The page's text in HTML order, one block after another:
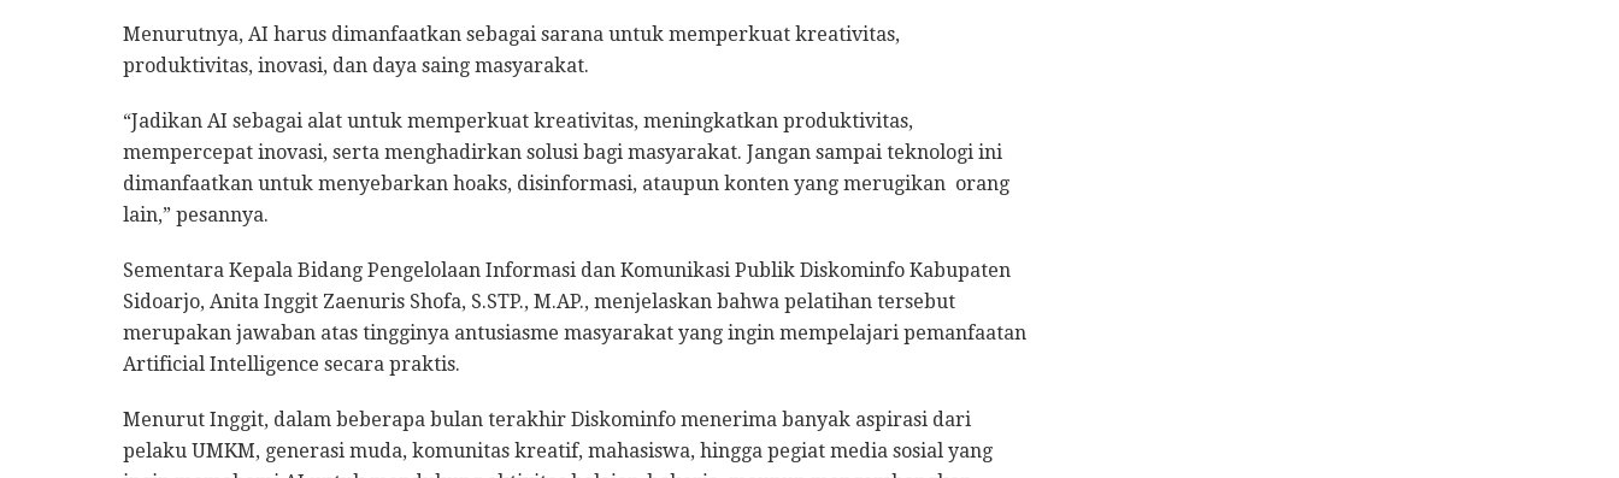
Menurutnya, AI harus dimanfaatkan sebagai sarana untuk memperkuat kreativitas,
produktivitas, inovasi, dan daya saing masyarakat.
“Jadikan AI sebagai alat untuk memperkuat kreativitas, meningkatkan produktivitas,
mempercepat inovasi, serta menghadirkan solusi bagi masyarakat. Jangan sampai teknologi ini
dimanfaatkan untuk menyebarkan hoaks, disinformasi, ataupun konten yang merugikan orang
lain,” pesannya.
Sementara Kepala Bidang Pengelolaan Informasi dan Komunikasi Publik Diskominfo Kabupaten
Sidoarjo, Anita Inggit Zaenuris Shofa, S.STP., M.AP., menjelaskan bahwa pelatihan tersebut
merupakan jawaban atas tingginya antusiasme masyarakat yang ingin mempelajari pemanfaatan
Artificial Intelligence secara praktis.
Menurut Inggit, dalam beberapa bulan terakhir Diskominfo menerima banyak aspirasi dari
pelaku UMKM, generasi muda, komunitas kreatif, mahasiswa, hingga pegiat media sosial yang